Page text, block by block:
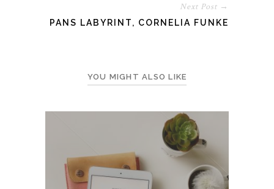
Next Post →
PANS LABYRINT, CORNELIA FUNKE
YOU MIGHT ALSO LIKE